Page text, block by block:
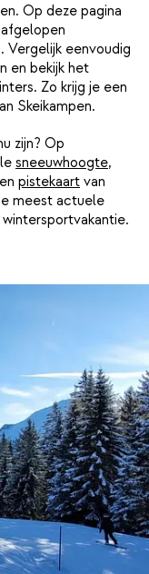
Op deze pagina
Vergelijk eenvoudig
en bekijk het
Zo krijg je een
Skeikampen.
zijn? Op
sneeuwhoogte,
en pistekaart van
meest actuele